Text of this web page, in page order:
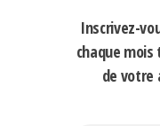
Inscrivez-
chaque mois
de votre